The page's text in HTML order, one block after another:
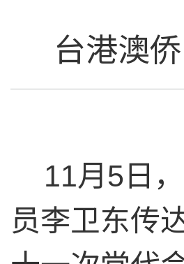
台港澳
11月5日
员李卫东传